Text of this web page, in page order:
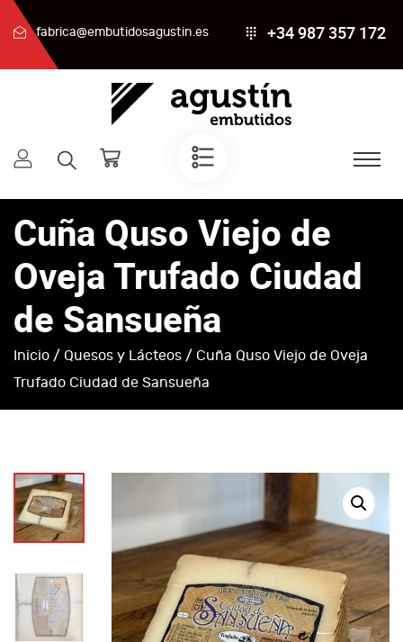
fabrica@embutidosagustin.es +34 987 357 172
Cuña Quso Viejo de
Oveja Trufado Ciudad
de Sansueña
Inicio / Quesos y Lácteos / Cuña Quso Viejo de Oveja
Trufado Ciudad de Sansueña